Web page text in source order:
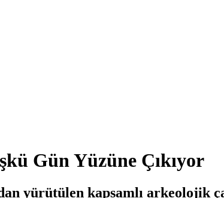
Gün Yüzüne Çıkıyor
yürütülen kapsamlı arkeolojik